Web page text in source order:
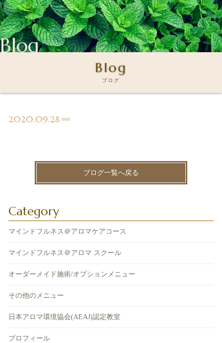
Blog
Blog
ブログ
2020.09.28
ブログ一覧へ戻る
Category
マインドフルネス＠アロマケアコース
マインドフルネス＠アロマ スクール
オーダーメイド施術/オプションメニュー
その他のメニュー
日本アロマ環境協会(AEAJ)認定教室
プロフィール